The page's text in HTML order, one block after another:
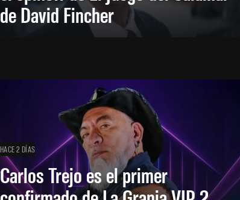
de David Fincher
HACE 2 DÍAS
Carlos Trejo es el primer